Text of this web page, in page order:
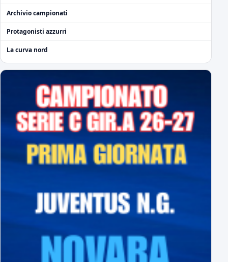
Archivio campionati
Protagonisti azzurri
La curva nord